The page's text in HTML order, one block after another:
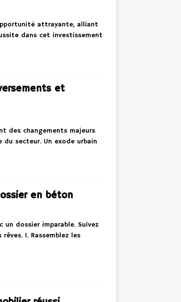
attrayante, alliant
dans cet investissement
et
des changements majeurs
du secteur. Un exode urbain
en béton
un dossier imparable. Suivez
1. Rassemblez les